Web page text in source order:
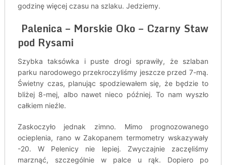
godzinę więcej czasu na szlaku. Jedziemy.
Palenica – Morskie Oko – Czarny Staw
pod Rysami
Szybka taksówka i puste drogi sprawiły, że szlaban
parku narodowego przekroczyliśmy jeszcze przed 7-mą.
Świetny czas, planując spodziewałem się, że będzie to
bliżej 8-mej, albo nawet nieco później. To nam wyszło
całkiem nieźle.
Zaskoczyło jednak zimno. Mimo prognozowanego
ocieplenia, rano w Zakopanem termometry wskazywały
-20. W Pelenicy nie lepiej. Zwyczajnie zaczęliśmy
marznąć, szczególnie w palce u rąk. Dopiero po